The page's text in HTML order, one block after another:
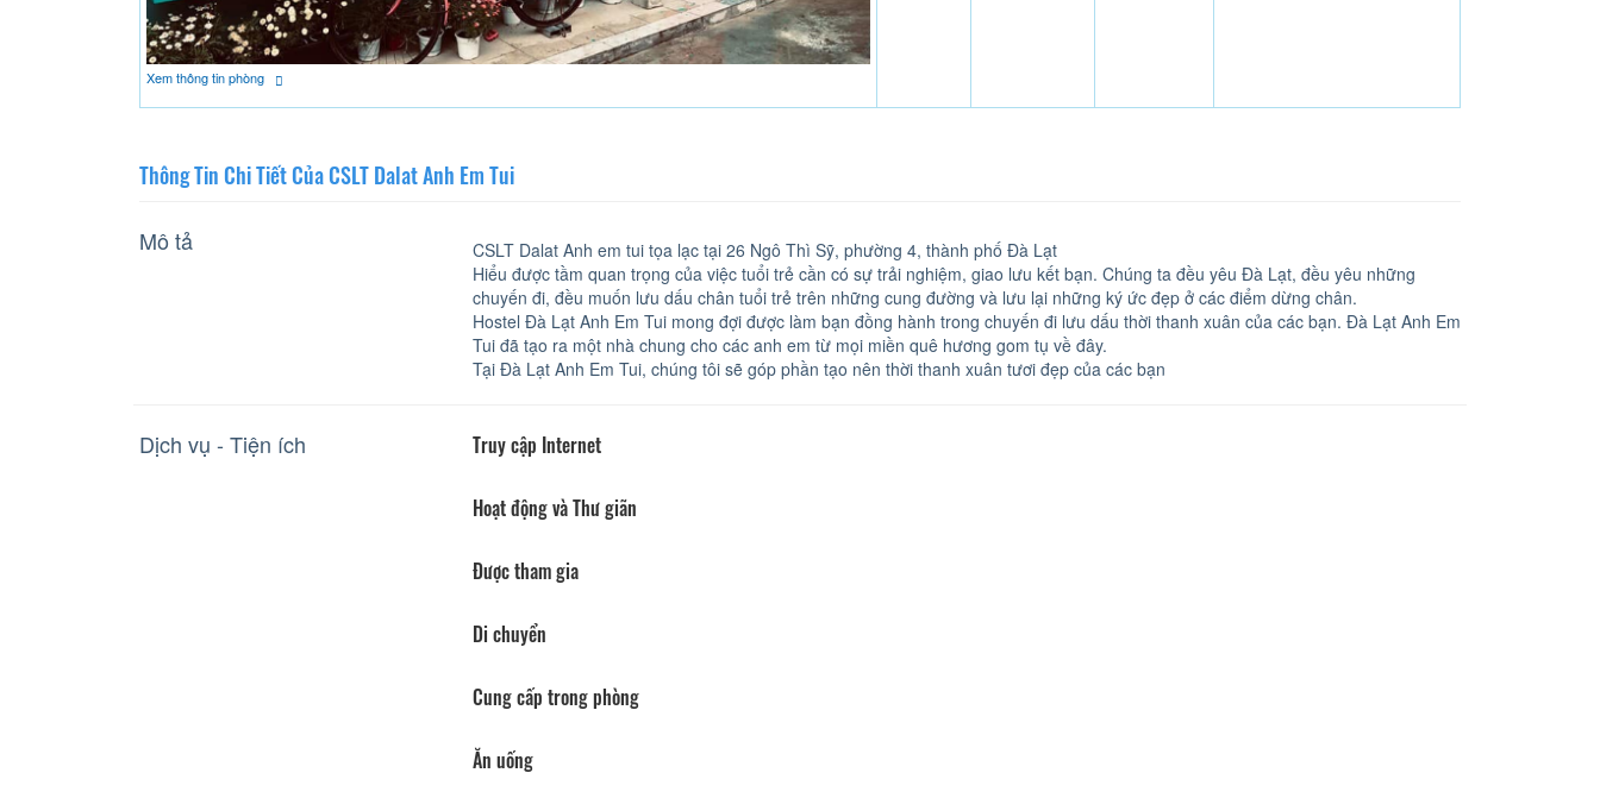
Xem thông tin phòng
Thông Tin Chi Tiết Của CSLT Dalat Anh Em Tui
Mô tả
CSLT Dalat Anh em tui tọa lạc tại 26 Ngô Thì Sỹ, phường 4, thành phố Đà Lạt
Hiểu được tầm quan trọng của việc tuổi trẻ cần có sự trải nghiệm, giao lưu kết bạn. Chúng ta đều yêu Đà Lạt, đều yêu những
chuyến đi, đều muốn lưu dấu chân tuổi trẻ trên những cung đường và lưu lại những ký ức đẹp ở các điểm dừng chân.
Hostel Đà Lạt Anh Em Tui mong đợi được làm bạn đồng hành trong chuyến đi lưu dấu thời thanh xuân của các bạn. Đà Lạt Anh Em
Tui đã tạo ra một nhà chung cho các anh em từ mọi miền quê hương gom tụ về đây.
Tại Đà Lạt Anh Em Tui, chúng tôi sẽ góp phần tạo nên thời thanh xuân tươi đẹp của các bạn
Dịch vụ - Tiện ích Truy cập Internet
Hoạt động và Thư giãn
Được tham gia
Di chuyển
Cung cấp trong phòng
Ăn uống